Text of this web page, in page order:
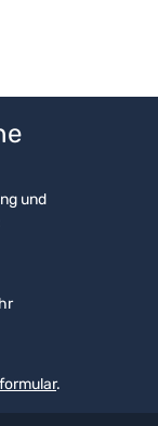
&
MHz
Akku Li-Ion
Gib den
und
.